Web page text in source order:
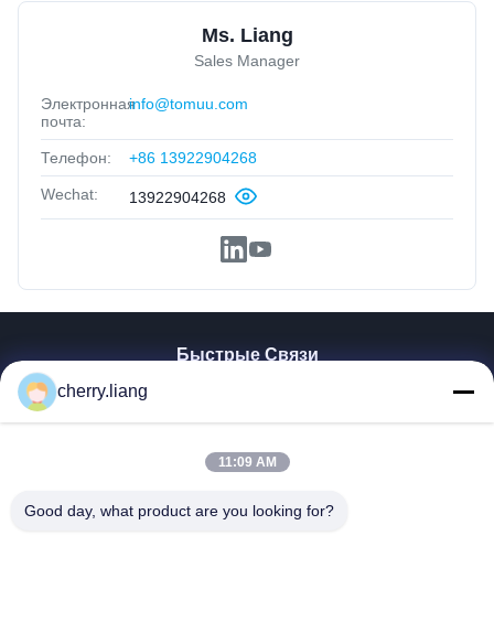
Ms. Liang
Sales Manager
Электронная
почта:
info@tomuu.com
Телефон: +86 13922904268
Wechat: 13922904268
Быстрые Связи
Продукция
О Компании
Контактные Данные
cherry.liang
11:09 AM
Good day, what product are you looking for?